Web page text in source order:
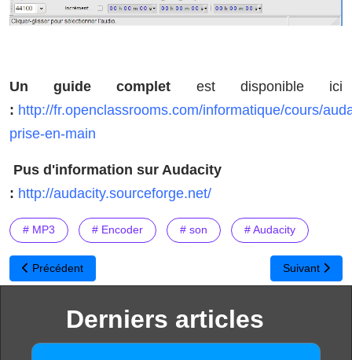
Un guide complet est disponible ici
: http://fr.openclassrooms.com/informatique/cours/
prise-en-main
Pus d'information sur Audacity
: http://audacity.sourceforge.net/
# MP3 # Encoder # son # Audacity
Article précédent : Pratiquer l’anglais au travers de l’actualité
Précédent Article
Suivant
Derniers articles